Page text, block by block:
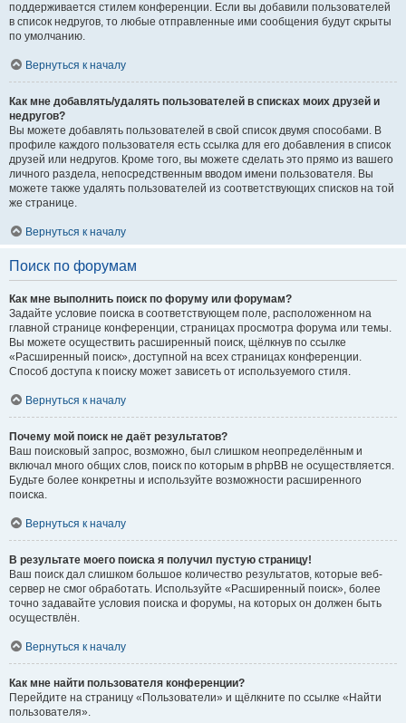
поддерживается стилем конференции. Если вы добавили пользователей
в список недругов, то любые отправленные ими сообщения будут скрыты
по умолчанию.
Вернуться к началу
Как мне добавлять/удалять пользователей в списках моих друзей и
недругов?
Вы можете добавлять пользователей в свой список двумя способами. В
профиле каждого пользователя есть ссылка для его добавления в список
друзей или недругов. Кроме того, вы можете сделать это прямо из вашего
личного раздела, непосредственным вводом имени пользователя. Вы
можете также удалять пользователей из соответствующих списков на той
же странице.
Вернуться к началу
Поиск по форумам
Как мне выполнить поиск по форуму или форумам?
Задайте условие поиска в соответствующем поле, расположенном на
главной странице конференции, страницах просмотра форума или темы.
Вы можете осуществить расширенный поиск, щёлкнув по ссылке
«Расширенный поиск», доступной на всех страницах конференции.
Способ доступа к поиску может зависеть от используемого стиля.
Вернуться к началу
Почему мой поиск не даёт результатов?
Ваш поисковый запрос, возможно, был слишком неопределённым и
включал много общих слов, поиск по которым в phpBB не осуществляется.
Будьте более конкретны и используйте возможности расширенного
поиска.
Вернуться к началу
В результате моего поиска я получил пустую страницу!
Ваш поиск дал слишком большое количество результатов, которые веб-
сервер не смог обработать. Используйте «Расширенный поиск», более
точно задавайте условия поиска и форумы, на которых он должен быть
осуществлён.
Вернуться к началу
Как мне найти пользователя конференции?
Перейдите на страницу «Пользователи» и щёлкните по ссылке «Найти
пользователя».